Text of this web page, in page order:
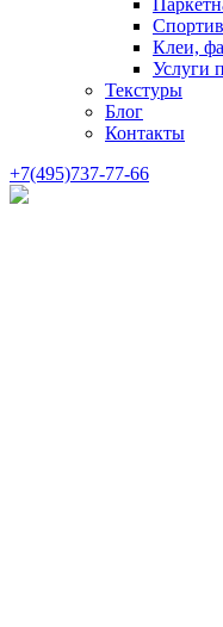
Клеи,
Услуги
Текстуры
Блог
Контакты
+7(495)737-77-66